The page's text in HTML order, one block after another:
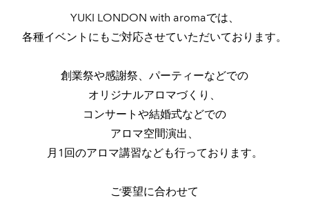
YUKI LONDON with aromaでは、
各種イベントにもご対応させていただいております。
創業祭や感謝祭、パーティーなどでの
オリジナルアロマづくり、
コンサートや結婚式などでの
アロマ空間演出、
月1回のアロマ講習なども行っております。
ご要望に合わせて